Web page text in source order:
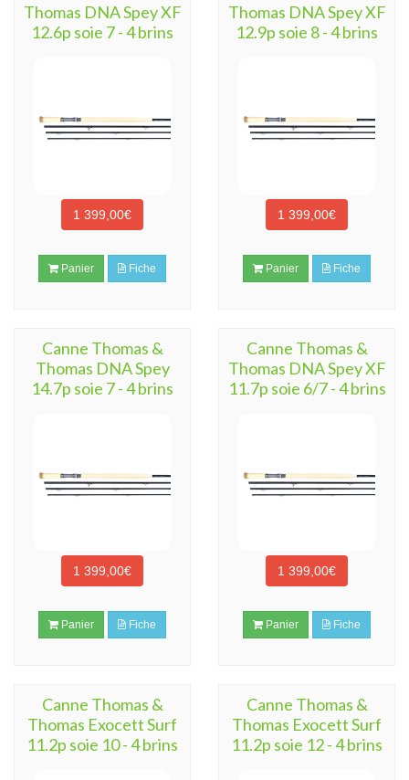
Thomas DNA Spey XF
12.6p soie 7 - 4 brins
1 399,00€
Panier Fiche
Thomas DNA Spey XF
12.9p soie 8 - 4 brins
1 399,00€
Panier Fiche
Canne Thomas &
Thomas DNA Spey
14.7p soie 7 - 4 brins
1 399,00€
Panier Fiche
Canne Thomas &
Thomas DNA Spey XF
11.7p soie 6/7 - 4 brins
1 399,00€
Panier Fiche
Canne Thomas &
Thomas Exocett Surf
11.2p soie 10 - 4 brins
Canne Thomas &
Thomas Exocett Surf
11.2p soie 12 - 4 brins